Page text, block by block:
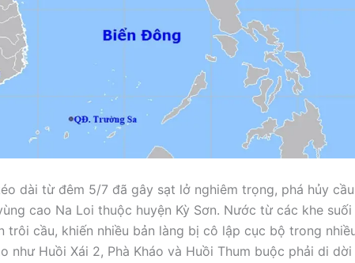
dài từ đêm 5/7 đã gây sạt lở nghiêm trọng, phá hủy
cao Na Loi thuộc huyện Kỳ Sơn. Nước từ các khe suối
trôi cầu, khiến nhiều bản làng bị cô lập cục bộ trong
như Huồi Xái 2, Phà Kháo và Huồi Thum buộc phải di dời